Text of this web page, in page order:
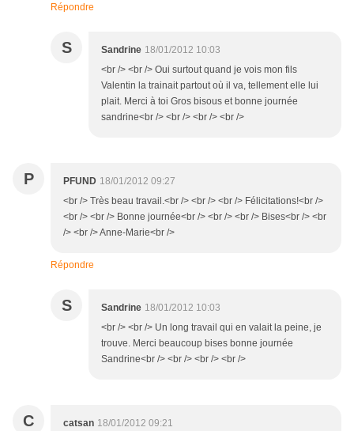
Répondre
S Sandrine 18/01/2012 10:03
<br /> <br /> Oui surtout quand je vois mon fils
Valentin la trainait partout où il va, tellement elle lui
plait. Merci à toi Gros bisous et bonne journée
sandrine<br /> <br /> <br /> <br />
P PFUND 18/01/2012 09:27
<br /> Très beau travail.<br /> <br /> <br /> Félicitations!<br />
<br /> <br /> Bonne journée<br /> <br /> <br /> Bises<br /> <br
/> <br /> Anne-Marie<br />
Répondre
S Sandrine 18/01/2012 10:03
<br /> <br /> Un long travail qui en valait la peine, je
trouve. Merci beaucoup bises bonne journée
Sandrine<br /> <br /> <br /> <br />
C catsan 18/01/2012 09:21